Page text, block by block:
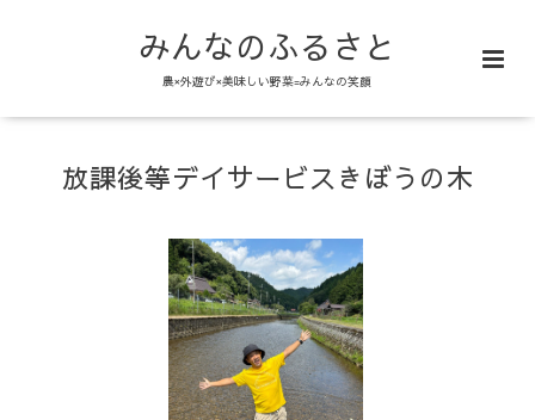
みんなのふるさと
農×外遊び×美味しい野菜=みんなの笑顔
放課後等デイサービスきぼうの木